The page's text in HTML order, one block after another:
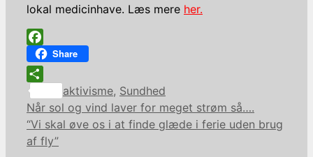
lokal medicinhave. Læs mere her.
Facebook
Share
Share
Kategorier
aktivisme, Sundhed
Når sol og vind laver for meget strøm så….
“Vi skal øve os i at finde glæde i ferie uden brug
af fly”